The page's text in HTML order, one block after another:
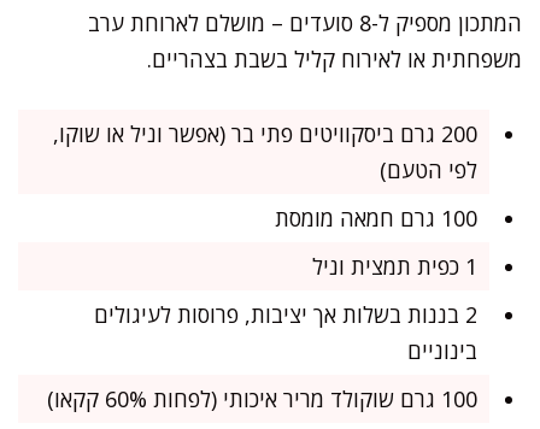
המתכון מספיק ל-8 סועדים – מושלם לארוחת ערב
משפחתית או לאירוח קליל בשבת בצהריים.
200 גרם ביסקוויטים פתי בר (אפשר וניל או שוקו,
לפי הטעם)
100 גרם חמאה מומסת
1 כפית תמצית וניל
2 בננות בשלות אך יציבות, פרוסות לעיגולים
בינוניים
100 גרם שוקולד מריר איכותי (לפחות 60% קקאו)